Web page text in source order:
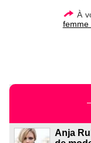
À
femme
Anja